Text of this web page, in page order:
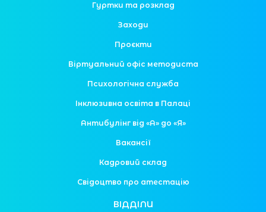
Гуртки та розклад
Заходи
Проєкти
Віртуальний офіс методиста
Психологічна служба
Інклюзивна освіта в Палаці
Антибулінг від «А» до «Я»
Вакансії
Кадровий склад
Свідоцтво про атестацію
ВІДДІЛИ